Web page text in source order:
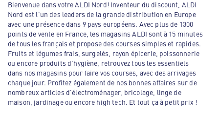
Bienvenue dans votre ALDI Nord! Inventeur du discount, ALDI
Nord est l'un des leaders de la grande distribution en Europe
avec une présence dans 9 pays européens. Avec plus de 1300
points de vente en France, les magasins ALDI sont à 15 minutes
de tous les français et propose des courses simples et rapides.
Fruits et légumes frais, surgelés, rayon épicerie, poissonnerie
ou encore produits d'hygiène, retrouvez tous les essentiels
dans nos magasins pour faire vos courses, avec des arrivages
chaque jour. Profitez également de nos bonnes affaires sur de
nombreux articles d'électroménager, bricolage, linge de
maison, jardinage ou encore high tech. Et tout ça à petit prix !